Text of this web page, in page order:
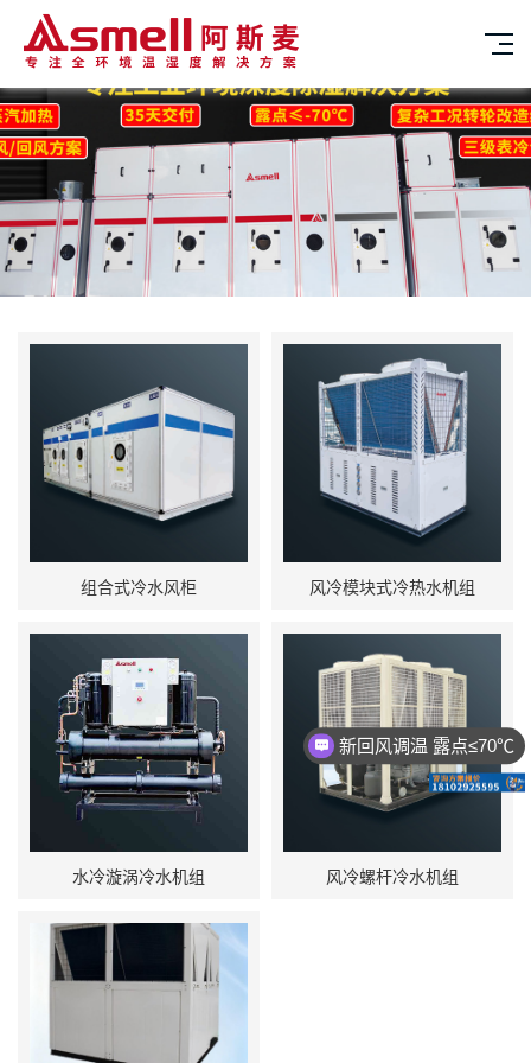
组合式冷水风柜 风冷模块式冷热水机组
水冷漩涡冷水机组 风冷螺杆冷水机组
新回风调温 露点≤70℃